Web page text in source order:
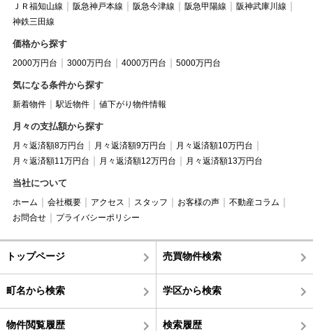
ＪＲ福知山線
阪急神戸本線 阪急今津線 阪急甲陽線
阪神武庫川線
神鉄三田線
価格から探す
2000万円台 3000万円台 4000万円台 5000万円台
気になる条件から探す
新着物件 駅近物件 値下がり物件情報
月々の支払額から探す
月々返済額8万円台 月々返済額9万円台
月々返済額10万円台
月々返済額11万円台
月々返済額12万円台 月々返済額13万円台
当社について
ホーム 会社概要 アクセス スタッフ お客様の声
不動産コラム
お問合せ
プライバシーポリシー
トップページ 売買物件検索
町名から検索 学区から検索
物件閲覧履歴 検索履歴